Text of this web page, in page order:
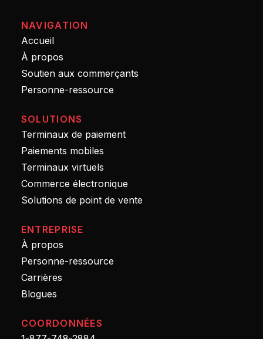
NAVIGATION
Accueil
À propos
Soutien aux commerçants
Personne-ressource
SOLUTIONS
Terminaux de paiement
Paiements mobiles
Terminaux virtuels
Commerce électronique
Solutions de point de vente
ENTREPRISE
À propos
Personne-ressource
Carrières
Blogues
COORDONNÉES